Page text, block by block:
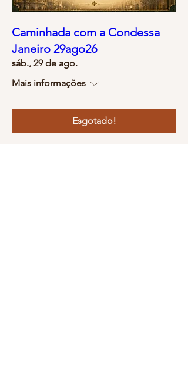
Caminhada com a Condessa
Janeiro 29ago26
sáb., 29 de ago.
Mais informações
Esgotado!